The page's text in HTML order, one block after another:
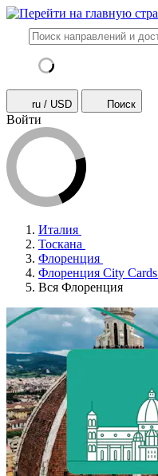
ru / USD Поиск
Войти
Италия
Тоскана
Флоренция
Флоренция City Cards
Вся Флоренция